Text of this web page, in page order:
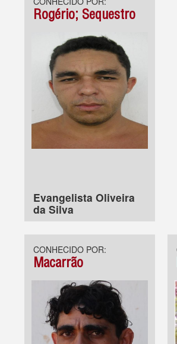
Rogério; Sequestro
Evangelista Oliveira
da Silva
CONHECIDO POR:
Macarrão